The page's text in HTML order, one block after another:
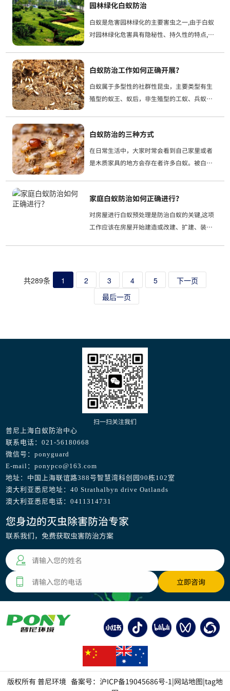
它独特的“食住行”客观上，生活习惯对
园林绿化白蚁防治
白蚁是危害园林绿化的主要害虫之一,由于白蚁
对园林绿化危害具有隐秘性、持久性的特点,能
防治方面,进行白蚁防治成了必不可...
白蚁防治工作如何正确开展？
白蚁属于多型性的社群性昆虫，主要类型有生
殖型的蚁王、蚁后，非生殖型的工蚁、兵蚁，
途径来实现的。 随着温度的升高，白蚁活动
白蚁防治的三种方式
在日常生活中，大家时常会看到自己家里或者
是木质家具的地方会存在者许多白蚁。被白蚁
今天上海普尼环境科技有限公司小编来为您介
家庭白蚁防治如何正确进行？
对房屋进行白蚁预处理是防治白蚁的关键,这项
工作应该在房屋开始建造或改建、扩建、装修
共289条 1 2 3 4 5
下一页
最后一页
扫一扫关注我们
普尼上海白蚁防治中心
联系电话：021-56180668
微信号：ponyguard
E-mail：ponypco@163.com
地址：中国上海联谊路388号智慧湾科创园90栋102室
澳大利亚悉尼地址：40 Strathalbyn drive Oatlands
澳大利亚悉尼电话：0411314731
您身边的灭虫除害防治专家
联系我们，免费获取虫害防治方案
版权所有 普尼环境 备案号： 沪ICP备19045686号-1 |网站地图|tag地